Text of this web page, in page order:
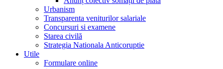
Urbanism
Transparenta veniturilor salariale
Concursuri si examene
Starea civilă
Strategia Nationala Anticoruptie
Utile
Formulare online